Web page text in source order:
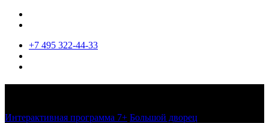
+7 495 322-44-33
Интерактивная программа 7+ Большой дворец